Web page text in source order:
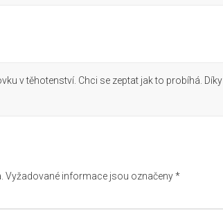
v těhotenství. Chci se zeptat jak to probíhá. Díky
Vyžadované informace jsou označeny*